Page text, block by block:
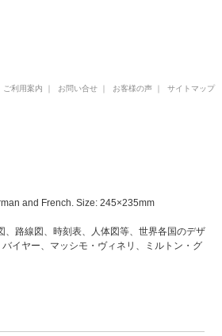
ご利用案内 お問い合せ お客様の声 サイトマップ
and French. Size: 245×235mm
路線図、時刻表、人体図等、世界各国のデザ
イヤー、マッシモ・ヴィネリ、ミルトン・グ